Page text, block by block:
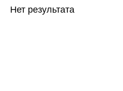
Нет результата